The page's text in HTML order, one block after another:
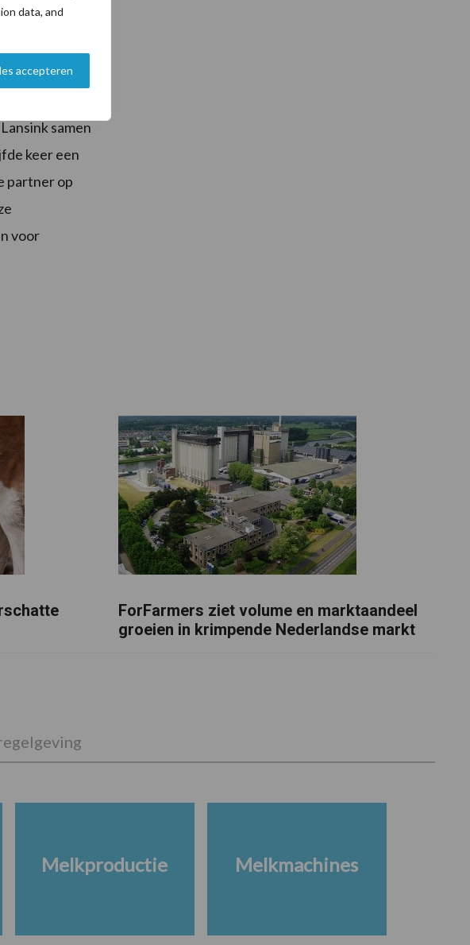
data, and
accepteren
samen
keer een
partner op
voor
ForFarmers ziet volume en marktaandeel
groeien in krimpende Nederlandse markt
Melkproductie Melkmachines